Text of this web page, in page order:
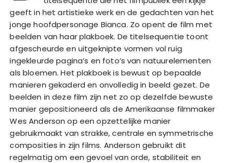
geeft in het artistieke werk en de gedachten van het
jonge hoofdpersonage Bianca. Zo opent de film met
beelden van haar plakboek. De titelsequentie toont
afgescheurde en uitgeknipte vormen vol ruig
ingekleurde pagina’s en foto’s van natuurelementen
als bloemen. Het plakboek is bewust op bepaalde
manieren gekaderd en onvolledig in beeld gezet. De
beelden in deze film zijn net zo op dezelfde bewuste
manier gepositioneerd als de Amerikaanse filmmaker
Wes Anderson op een opzettelijke manier
gebruikmaakt van strakke, centrale en symmetrische
composities in zijn films. Anderson gebruikt dit
regelmatig om een gevoel van orde, stabiliteit en